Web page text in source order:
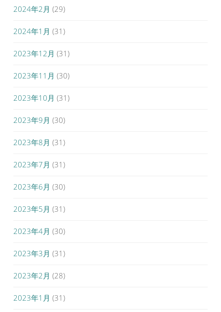
2024年2月 (29)
2024年1月 (31)
2023年12月 (31)
2023年11月 (30)
2023年10月 (31)
2023年9月 (30)
2023年8月 (31)
2023年7月 (31)
2023年6月 (30)
2023年5月 (31)
2023年4月 (30)
2023年3月 (31)
2023年2月 (28)
2023年1月 (31)